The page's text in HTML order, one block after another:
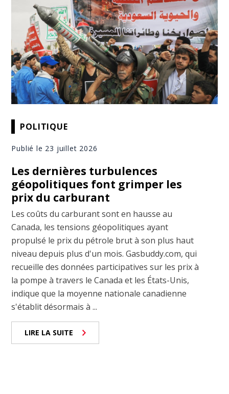
POLITIQUE
Publié le 23 juillet 2026
Les dernières turbulences
géopolitiques font grimper les
prix du carburant
Les coûts du carburant sont en hausse au
Canada, les tensions géopolitiques ayant
propulsé le prix du pétrole brut à son plus haut
niveau depuis plus d'un mois. Gasbuddy.com, qui
recueille des données participatives sur les prix à
la pompe à travers le Canada et les États-Unis,
indique que la moyenne nationale canadienne
s'établit désormais à ...
LIRE LA SUITE